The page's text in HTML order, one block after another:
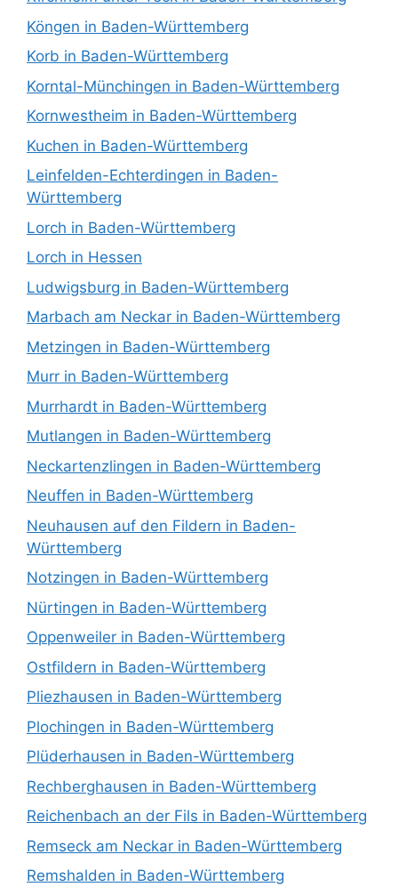
Köngen in Baden-Württemberg
Korb in Baden-Württemberg
Korntal-Münchingen in Baden-Württemberg
Kornwestheim in Baden-Württemberg
Kuchen in Baden-Württemberg
Leinfelden-Echterdingen in Baden-
Württemberg
Lorch in Baden-Württemberg
Lorch in Hessen
Ludwigsburg in Baden-Württemberg
Marbach am Neckar in Baden-Württemberg
Metzingen in Baden-Württemberg
Murr in Baden-Württemberg
Murrhardt in Baden-Württemberg
Mutlangen in Baden-Württemberg
Neckartenzlingen in Baden-Württemberg
Neuffen in Baden-Württemberg
Neuhausen auf den Fildern in Baden-
Württemberg
Notzingen in Baden-Württemberg
Nürtingen in Baden-Württemberg
Oppenweiler in Baden-Württemberg
Ostfildern in Baden-Württemberg
Pliezhausen in Baden-Württemberg
Plochingen in Baden-Württemberg
Plüderhausen in Baden-Württemberg
Rechberghausen in Baden-Württemberg
Reichenbach an der Fils in Baden-Württemberg
Remseck am Neckar in Baden-Württemberg
Remshalden in Baden-Württemberg